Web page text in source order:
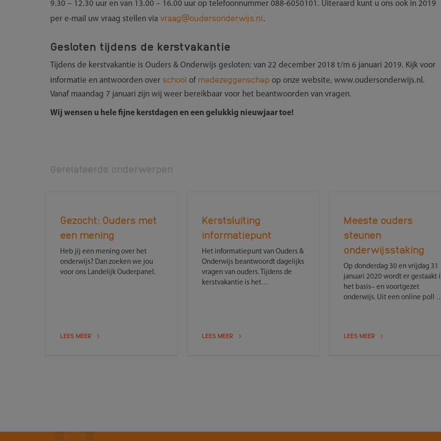
9.30 – 12.30 uur en van 13.00 – 16.00 uur op telefoonnummer 088-6050101. ​Uiteraard kunt u ons ook in 2019
per e-mail uw vraag stellen via vraag@oudersonderwijs.nl.
Gesloten tijdens de kerstvakantie
Tijdens de kerstvakantie is Ouders & Onderwijs gesloten: van 22 december 2018 t/m 6 januari 2019. Kijk voor
informatie en antwoorden over school of medezeggenschap op onze website, www.oudersonderwijs.nl.
Vanaf maandag 7 januari zijn wij weer bereikbaar voor het beantwoorden van vragen.
Wij wensen u hele fijne kerstdagen en een gelukkig nieuwjaar toe!
Gerelateerde onderwerpen
Gezocht: Ouders met
een mening
Heb jij een mening over het
onderwijs? Dan zoeken we jou
voor ons Landelijk Ouderpanel.
LEES MEER
Kerstsluiting
informatiepunt
Het informatiepunt van Ouders &
Onderwijs beantwoordt dagelijks
vragen van ouders. Tijdens de
kerstvakantie is het
vragen.
LEES MEER
Meeste ouders
steunen
onderwijsstaking
Op donderdag 30 en vrijdag 31
januari 2020 wordt er gestaakt
het basis– en voortgezet
onderwijs. Uit een online poll
en 23% tegen is.
LEES MEER